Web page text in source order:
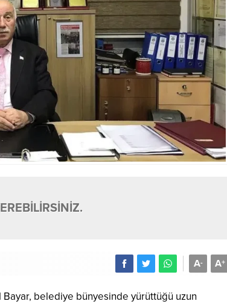
A+
A-
belediye bünyesinde yürüttüğü uzun